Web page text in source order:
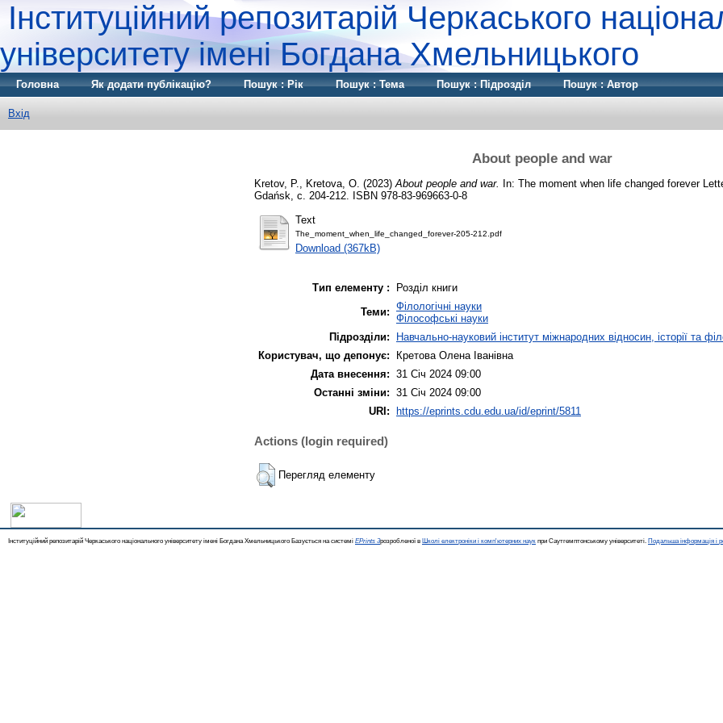
Інституційний репозитарій Черкаського
університету імені Богдана Хмельницького
Головна Як додати публікацію? Пошук : Рік Пошук : Тема Пошук : Підрозділ Пошук : Автор
Вхід
About people and war
Kretov, P. Kretova, O. (2023) About people and war. In: The moment when life changed forever
Gdańsk, с. 204-212. ISBN 978-83-969663-0-8
Text
The_moment_when_life_changed_forever-205-212.pdf
Download (367kB)
Тип елементу :
Розділ книги
Теми: Філологічні науки
Філософські науки
Підрозділи:
Навчально-науковий інститут міжнародних відносин, історії та
Користувач, що депонує:
Кретова Олена Іванівна
Дата внесення: 31 Січ 2024 09:00
Останні зміни: 31 Січ 2024 09:00
URI:
https://eprints.cdu.edu.ua/id/eprint/5811
Actions (login required)
Перегляд елементу
Інституційний репозитарій Черкаського національного університету імені Богдана Хмельницького Базується на системі EPrints 3розробленої в Школі електроніки і комп'ютерних наук при Саутгемптонському університеті. Подальша інформація і